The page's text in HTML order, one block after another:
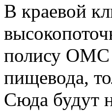
В краевой
полису ОМС
пищевода,
Сюда будут